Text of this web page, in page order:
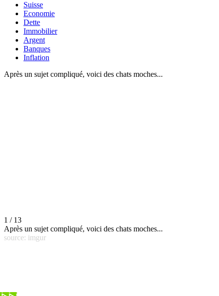
Suisse
Economie
Dette
Immobilier
Argent
Banques
Inflation
Après un sujet compliqué, voici des chats moches...
1 / 13
Après un sujet compliqué, voici des chats moches...
source: imgur